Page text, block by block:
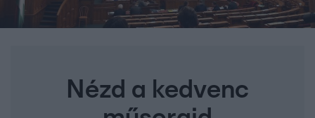
Nézd a kedvenc